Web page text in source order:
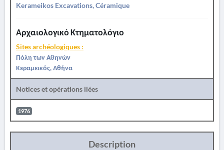
Kerameikos Excavations, Céramique
Αρχαιολογικό Κτηματολόγιο
Sites archéologiques :
Πόλη των Αθηνών
Κεραμεικός, Αθήνα
Notices et opérations liées
1976
Description